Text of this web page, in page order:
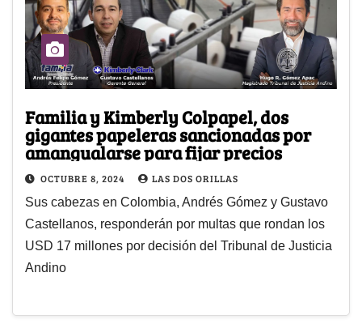
Familia y Kimberly Colpapel, dos
gigantes papeleras sancionadas por
amangualarse para fijar precios
OCTUBRE 8, 2024 LAS DOS ORILLAS
Sus cabezas en Colombia, Andrés Gómez y Gustavo
Castellanos, responderán por multas que rondan los
USD 17 millones por decisión del Tribunal de Justicia
Andino